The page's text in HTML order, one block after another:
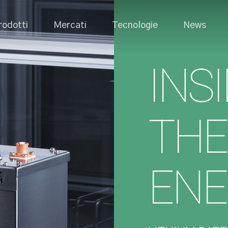
Mercati Tecnologie News
THE